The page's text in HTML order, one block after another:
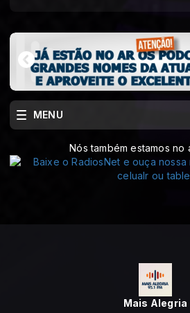
MENU
Nós também estamos no
Mais Alegria